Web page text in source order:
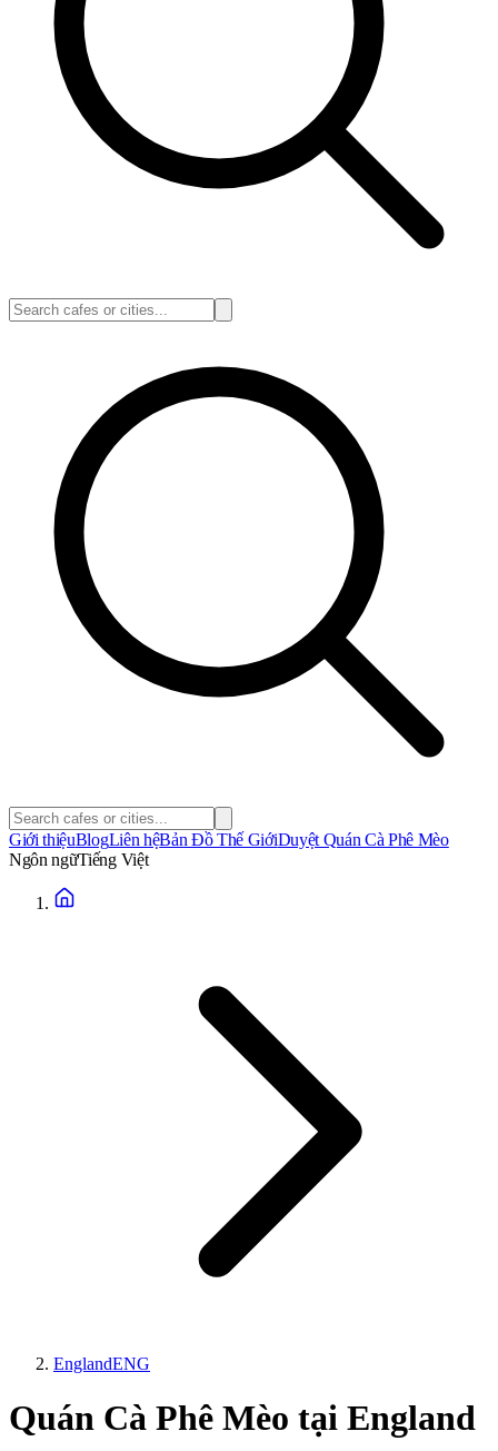
Giới thiệuBlogLiên hệBản Đồ Thế GiớiDuyệt Quán Cà Phê Mèo
Ngôn ngữTiếng Việt
EnglandENG
Quán Cà Phê Mèo tại England